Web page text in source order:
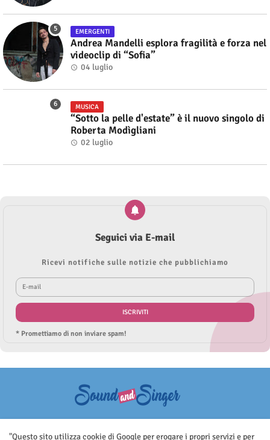
EMERGENTI
Andrea Mandelli esplora fragilità e forza nel
videoclip di “Sofia”
04 luglio
MUSICA
“Sotto la pelle d'estate” è il nuovo singolo di
Roberta Modìgliani
02 luglio
Seguici via E-mail
Ricevi notifiche sulle notizie che pubblichiamo
* Promettiamo di non inviare spam!
aggiornato senza nessuna periodicità. Non può pertanto considerarsi
"Questo sito utilizza cookie di Google per erogare i propri servizi e per